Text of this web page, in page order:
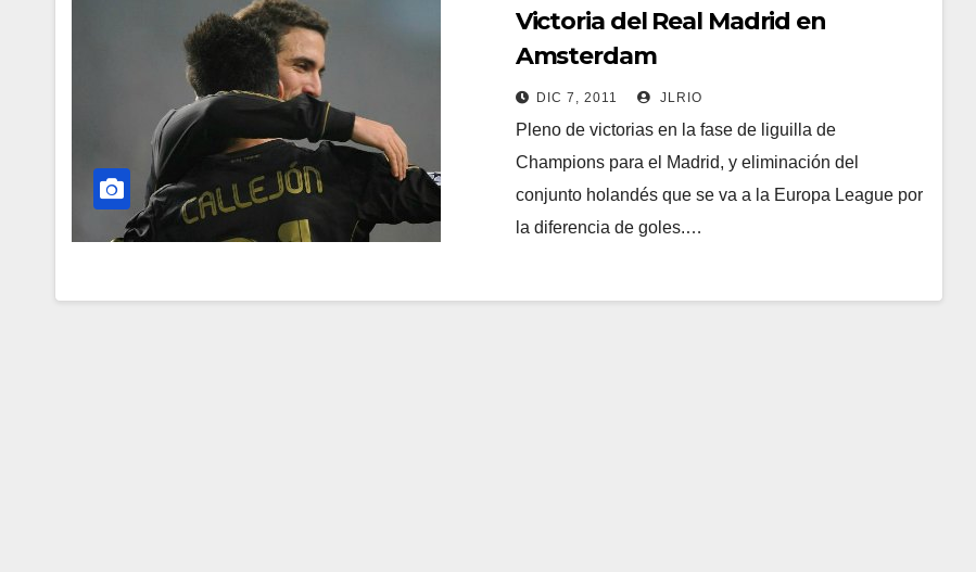
Victoria del Real Madrid en
Amsterdam
DIC 7, 2011 JLRIO
Pleno de victorias en la fase de liguilla de
Champions para el Madrid, y eliminación del
conjunto holandés que se va a la Europa League por
la diferencia de goles.…